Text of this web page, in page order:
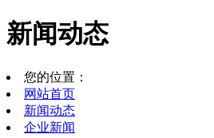
新闻动态
您的位置：
网站首页
新闻动态
企业新闻